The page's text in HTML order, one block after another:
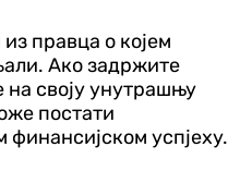
правца о којем
Ако задржите
на своју унутрашњу
постати
финансијском успјеху.